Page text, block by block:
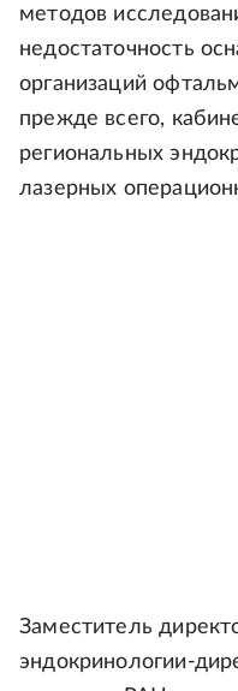
методов
недостаточность
организаций
прежде всего,
региональных
лазерных
Заместитель
эндокринологии-